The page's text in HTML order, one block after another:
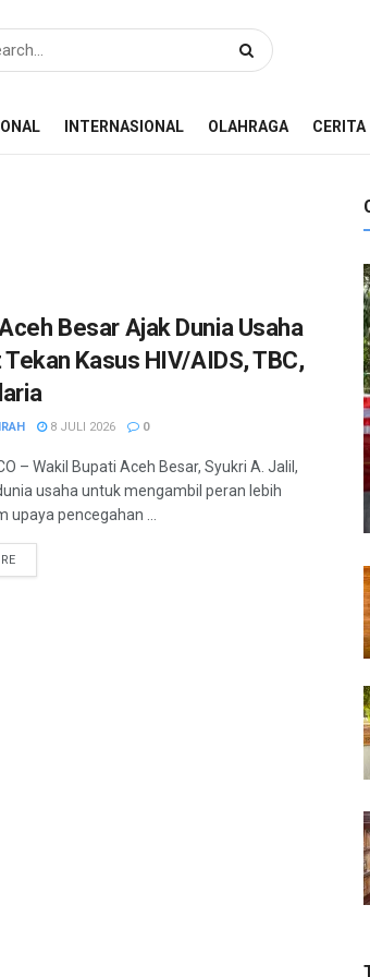
INTERNASIONAL OLAHRAGA CERITA
Besar Ajak Dunia Usaha
Kasus HIV/AIDS, TBC,
8 JULI 2026 0
– Wakil Bupati Aceh Besar, Syukri A. Jalil,
usaha untuk mengambil peran lebih
upaya pencegahan ...